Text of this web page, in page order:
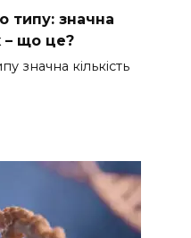
типу: значна
– що це?
значна кількість